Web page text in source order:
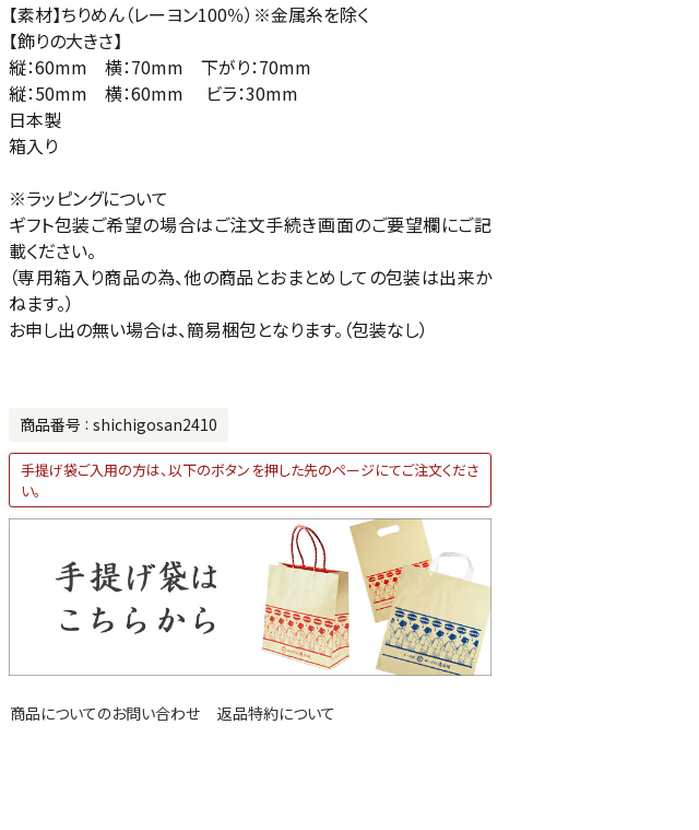
【素材】ちりめん（レーヨン100％）※金属糸を除く
【飾りの大きさ】
縦：60mm 横：70mm 下がり：70mm
縦：50mm 横：60mm ビラ：30mm
日本製
箱入り
※ラッピングについて
ギフト包装ご希望の場合はご注文手続き画面のご要望欄にご記
載ください。
（専用箱入り商品の為、他の商品とおまとめしての包装は出来か
ねます。）
お申し出の無い場合は、簡易梱包となります。（包装なし）
商品番号 shichigosan2410
手提げ袋ご入用の方は、以下のボタンを押した先のページにてご注文くださ
い。
商品についてのお問い合わせ 返品特約について